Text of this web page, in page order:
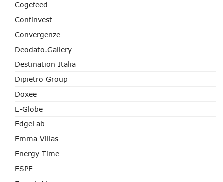
Cogefeed
Confinvest
Convergenze
Deodato.Gallery
Destination Italia
Dipietro Group
Doxee
E-Globe
EdgeLab
Emma Villas
Energy Time
ESPE